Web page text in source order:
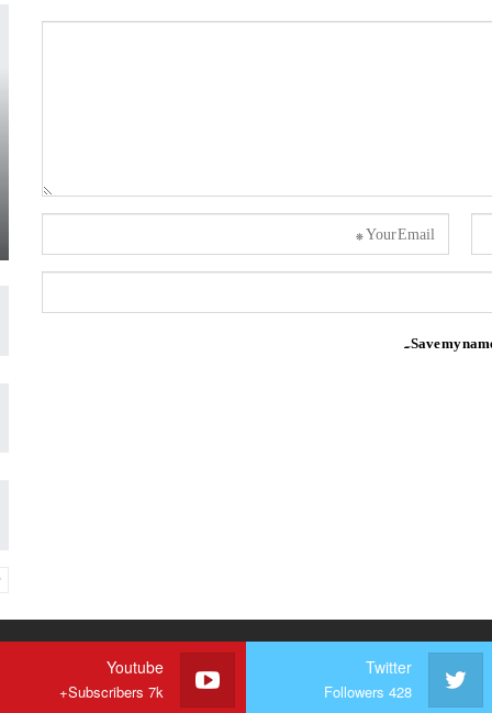
Save my
Twitter
Followers 428
Youtube
Subscribers 7k+